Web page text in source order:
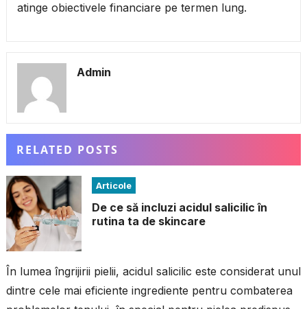
atinge obiectivele financiare pe termen lung.
Admin
RELATED POSTS
Articole
De ce să incluzi acidul salicilic în
rutina ta de skincare
În lumea îngrijirii pielii, acidul salicilic este considerat unul
dintre cele mai eficiente ingrediente pentru combaterea